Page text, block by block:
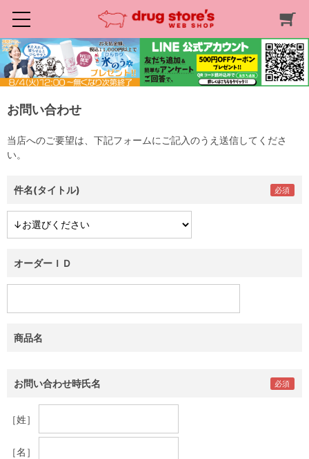
お問い合わせ
当店へのご要望は、下記フォームにご記入のうえ送信してくださ
い。
件名(タイトル)
オーダーＩＤ
商品名
お問い合わせ時氏名
［姓］
［名］